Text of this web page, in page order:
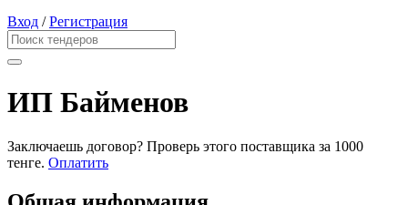
Вход /Регистрация
ИП Байменов
Заключаешь договор? Проверь этого поставщика за 1000
тенге. Оплатить